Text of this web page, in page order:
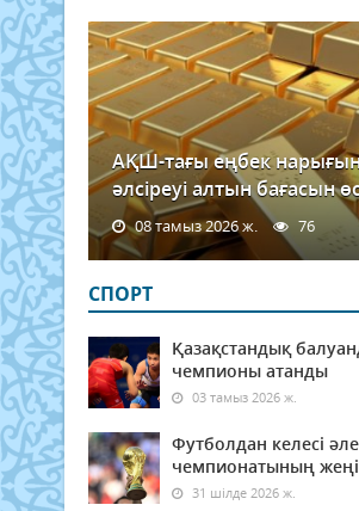
АҚШ-тағы еңбек
әлсіреуі алтын бағасын
08 тамыз 2026 ж. 76
СПОРТ
Қазақстандық
чемпионы атанды
03 тамыз 2026 ж.
Футболдан келесі
чемпионатының
31 шілде 2026 ж.